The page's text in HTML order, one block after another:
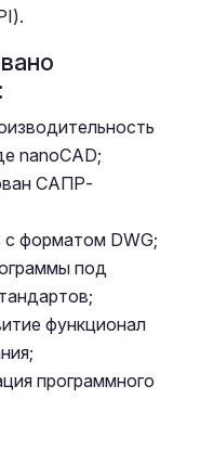
nanoCAD;
САПР-
форматом DWG;
под
функционал
программного